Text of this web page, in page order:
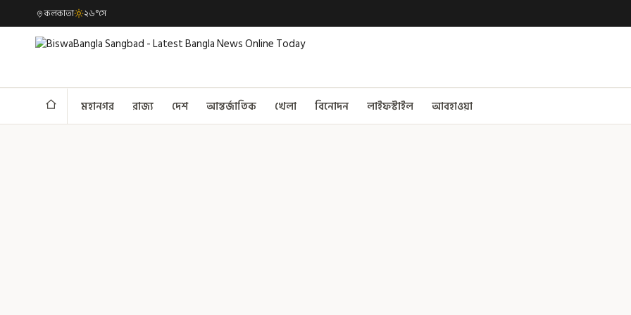
কলকাতা ২৬°সে
মহানগর রাজ্য দেশ আন্তর্জাতিক খেলা বিনোদন লাইফস্টাইল আবহাওয়া